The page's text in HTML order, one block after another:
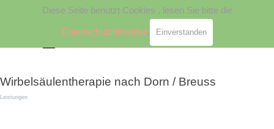
Diese Seite benutzt Cookies , lesen Sie bitte die
Datenschutzhinweise. Einverstanden
ID 981221834839048
Direkt zum Seiteninhalt
Wirbelsäulentherapie nach Dorn / Breuss
Leistungen